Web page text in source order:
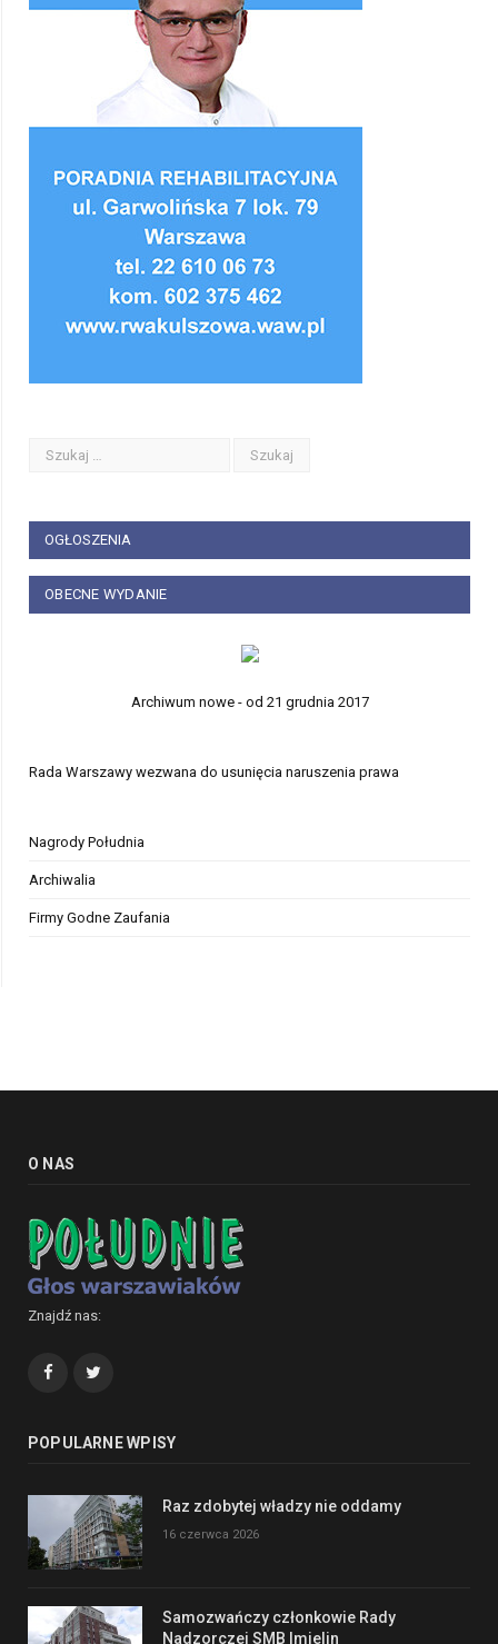
OGŁOSZENIA
OBECNE WYDANIE
Archiwum nowe - od 21 grudnia 2017
Rada Warszawy wezwana do usunięcia naruszenia prawa
Nagrody Południa
Archiwalia
Firmy Godne Zaufania
O NAS
Znajdź nas:
Facebook
POPULARNE WPISY
Raz zdobytej władzy nie oddamy
16 czerwca 2026
Samozwańczy członkowie Rady
Nadzorczej SMB Imielin